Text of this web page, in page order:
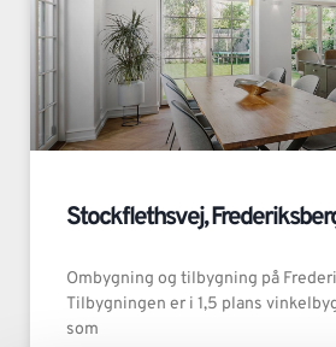
Stockflethsvej,
Ombygning og tilbygning på
Tilbygningen er i 1,5 plans
som